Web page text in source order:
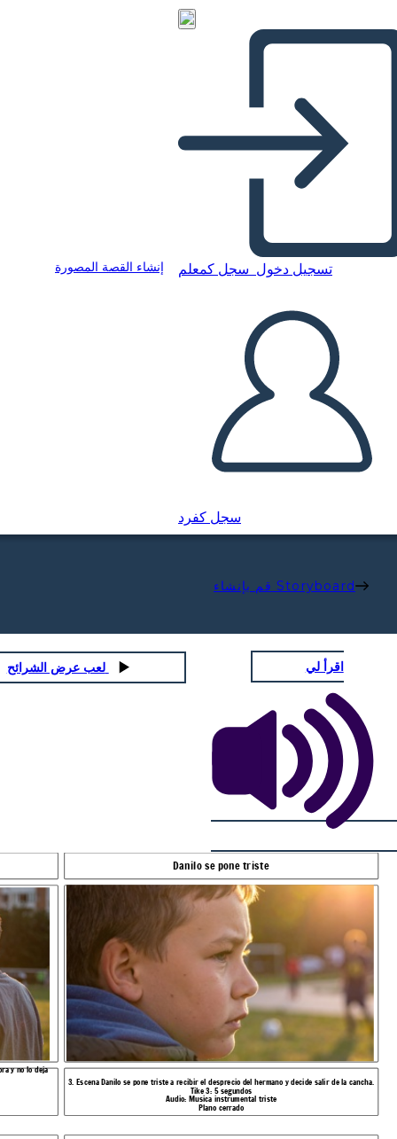
إنشاء القصة المصورة تسجيل دخول سجل كمعلم
سجل كفرد
قم بإنشاء Storyboard
لعب عرض الشرائح اقرأ لي
Danilo se pone triste
y no lo deja
3. Escena Danilo se pone triste a recibir el desprecio del hermano y decide salir de la cancha.
Tike 3: 5 segundos
Audio: Musica instrumental triste
Plano cerrado